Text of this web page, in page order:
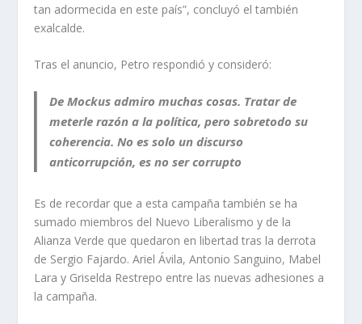
tan adormecida en este país”, concluyó el también
exalcalde.
Tras el anuncio, Petro respondió y consideró:
De Mockus admiro muchas cosas. Tratar de
meterle razón a la política, pero sobretodo su
coherencia. No es solo un discurso
anticorrupción, es no ser corrupto
Es de recordar que a esta campaña también se ha
sumado miembros del Nuevo Liberalismo y de la
Alianza Verde que quedaron en libertad tras la derrota
de Sergio Fajardo. Ariel Ávila, Antonio Sanguino, Mabel
Lara y Griselda Restrepo entre las nuevas adhesiones a
la campaña.